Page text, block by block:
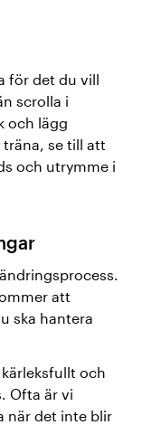
för det du vill
scrolla i
och lägg
se till att
och utrymme i
att
ska hantera
och
Ofta är vi
när det inte blir